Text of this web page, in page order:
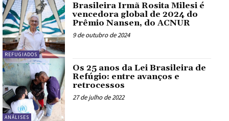
REFUGIADOS
Brasileira Irmã Rosita Milesi é
vencedora global de 2024 do
Prêmio Nansen, do ACNUR
9 de outubro de 2024
ANÁLISES
Os 25 anos da Lei Brasileira de
Refúgio: entre avanços e
retrocessos
27 de julho de 2022